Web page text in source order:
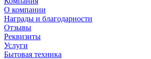
О компании
Награды и благодарности
Отзывы
Реквизиты
Услуги
Бытовая техника